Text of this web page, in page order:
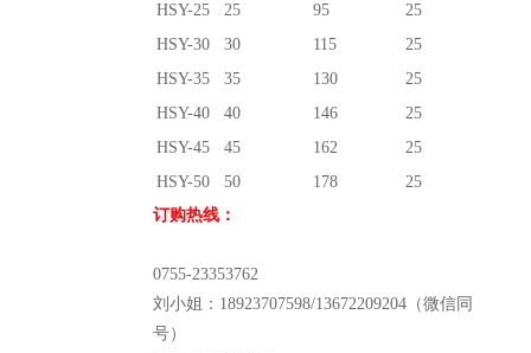
HSY-25
25 95
25
HSY-30
30 115
25
HSY-35
35 130
25
HSY-40
40 146
25
HSY-45
45 162
25
HSY-50
50 178
25
订购热线：
0755-23353762
刘小姐：18923707598/13672209204（微信同
号）